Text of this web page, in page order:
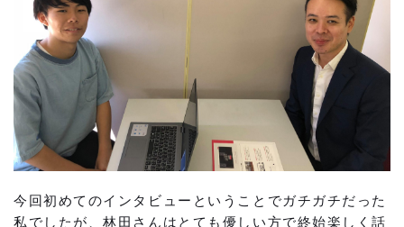
今回初めてのインタビューということでガチガチだった
私でしたが、林田さんはとても優しい方で終始楽しく話